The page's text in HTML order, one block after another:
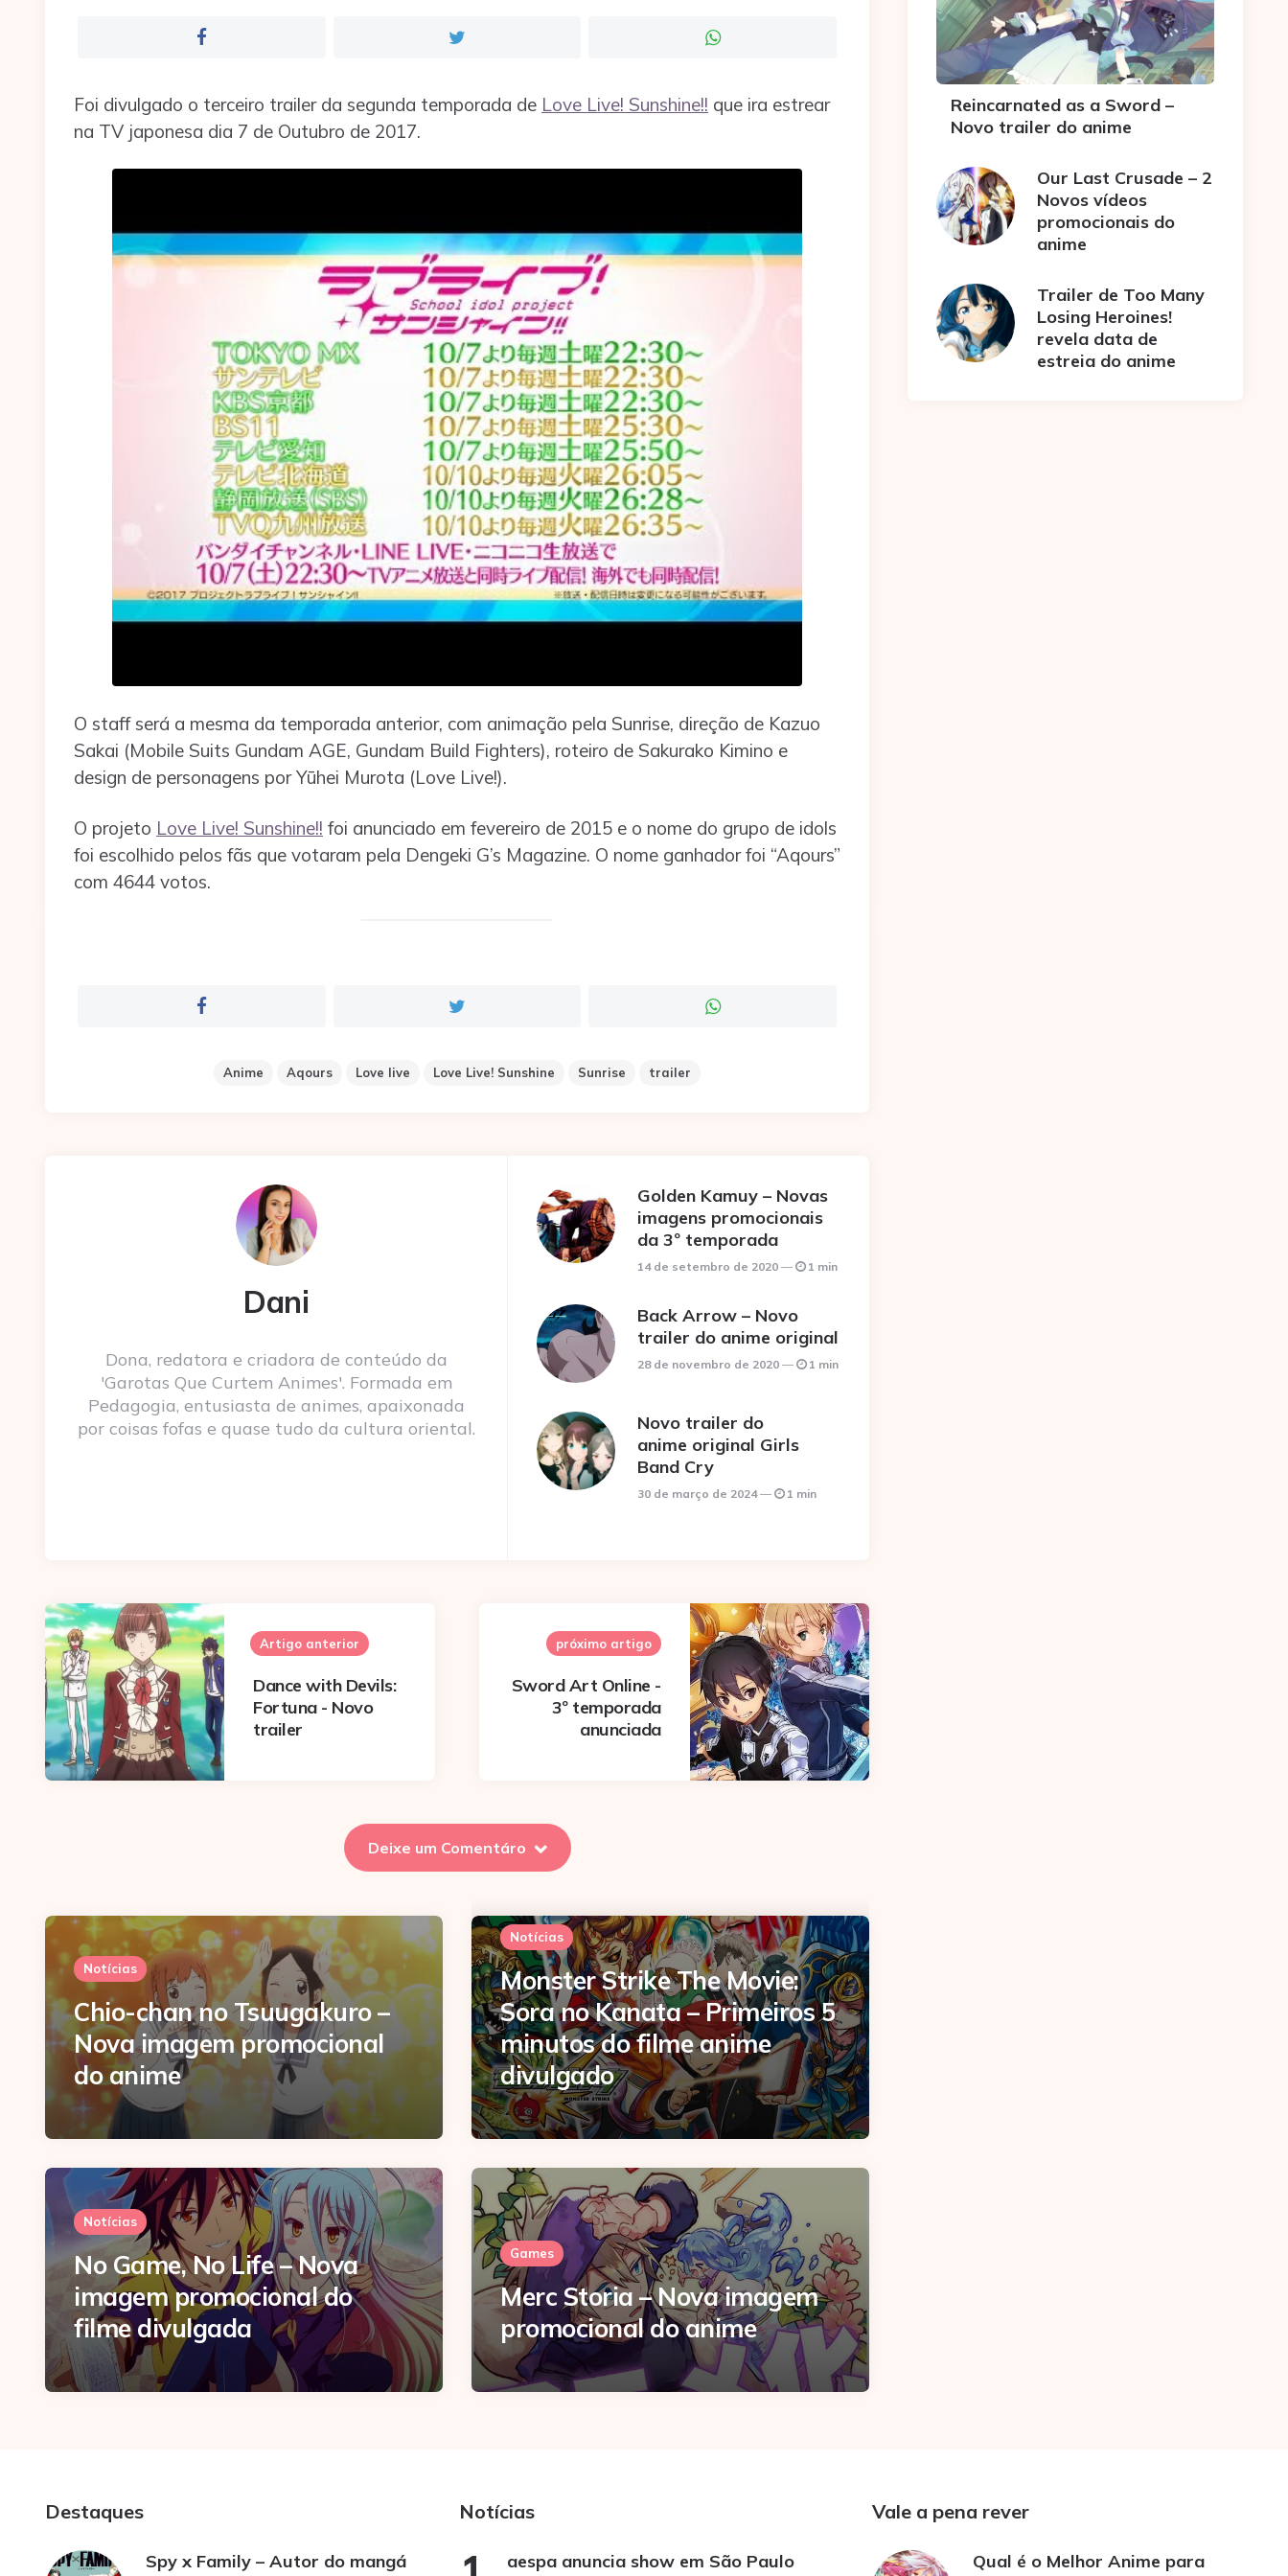
Foi divulgado o terceiro trailer da segunda temporada de Love Live! Sunshine!! que ira estrear
na TV japonesa dia 7 de Outubro de 2017.
O staff será a mesma da temporada anterior, com animação pela Sunrise, direção de Kazuo
Sakai (Mobile Suits Gundam AGE, Gundam Build Fighters), roteiro de Sakurako Kimino e
design de personagens por Yūhei Murota (Love Live!).
O projeto Love Live! Sunshine!! foi anunciado em fevereiro de 2015 e o nome do grupo de idols
foi escolhido pelos fãs que votaram pela Dengeki G’s Magazine. O nome ganhador foi “Aqours”
com 4644 votos.
Anime Aqours Love live Love Live! Sunshine Sunrise trailer
Dani
Dona, redatora e criadora de conteúdo da
'Garotas Que Curtem Animes'. Formada em
Pedagogia, entusiasta de animes, apaixonada
por coisas fofas e quase tudo da cultura oriental.
Golden Kamuy – Novas
imagens promocionais
da 3º temporada
14 de setembro de 2020 1 min
Back Arrow – Novo
trailer do anime original
28 de novembro de 2020 1 min
Novo trailer do
anime original Girls
Band Cry
30 de março de 2024 1 min
Post
navigation
Artigo anterior
Dance with Devils:
Fortuna - Novo
trailer
próximo artigo
Sword Art Online -
3º temporada
anunciada
Deixe um Comentáro
Notícias
Chio-chan no Tsuugakuro –
Nova imagem promocional
do anime
Notícias
Monster Strike The Movie:
Sora no Kanata – Primeiros 5
minutos do filme anime
divulgado
Notícias
No Game, No Life – Nova
imagem promocional do
filme divulgada
Games
Merc Storia – Nova imagem
promocional do anime
Reincarnated as a Sword –
Novo trailer do anime
Our Last Crusade – 2
Novos vídeos
promocionais do
anime
Trailer de Too Many
Losing Heroines!
revela data de
estreia do anime
Destaques
Spy x Family – Autor do mangá
Notícias
aespa anuncia show em São Paulo
Vale a pena rever
Qual é o Melhor Anime para